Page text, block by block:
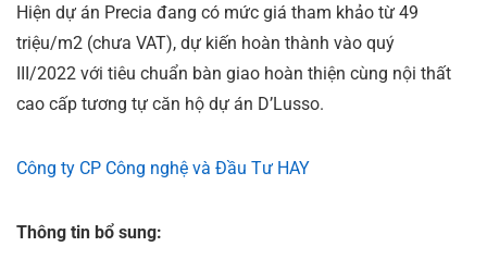
Hiện dự án Precia đang có mức giá tham khảo từ 49
triệu/m2 (chưa VAT), dự kiến hoàn thành vào quý
III/2022 với tiêu chuẩn bàn giao hoàn thiện cùng nội thất
cao cấp tương tự căn hộ dự án D’Lusso.
Công ty CP Công nghệ và Đầu Tư HAY
Thông tin bổ sung: